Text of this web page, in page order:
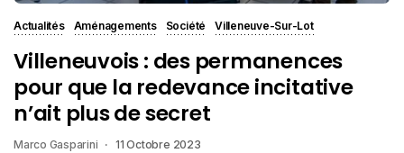
Actualités Aménagements Société Villeneuve-Sur-Lot
Villeneuvois : des permanences
pour que la redevance incitative
n’ait plus de secret
Marco Gasparini 11 Octobre 2023